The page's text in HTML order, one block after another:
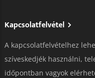
Kapcsolatfelvétel
A kapcsolatfelvételhez
szíveskedjék használni,
időpontban vagyok